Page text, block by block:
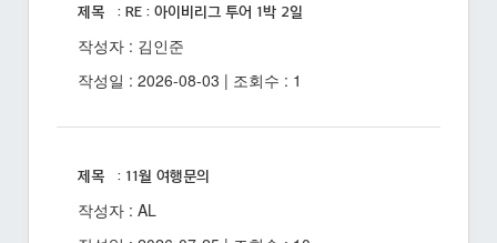
제목 : RE : 아이비리그 투어 1박 2일
작성자 : 김인준
작성일 : 2026-08-03 | 조회수 : 1
제목 : 11월 여행문의
작성자 : AL